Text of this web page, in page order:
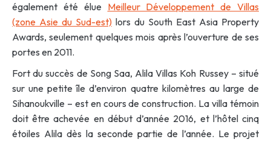
également été élue Meilleur Développement de Villas
(zone Asie du Sud-est) lors du South East Asia Property
Awards, seulement quelques mois après l’ouverture de ses
portes en 2011.
Fort du succès de Song Saa, Alila Villas Koh Russey – situé
sur une petite île d’environ quatre kilomètres au large de
Sihanoukville – est en cours de construction. La villa témoin
doit être achevée en début d’année 2016, et l’hôtel cinq
étoiles Alila dès la seconde partie de l’année. Le projet